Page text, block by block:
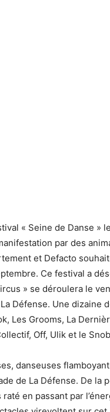
« Seine de Danse
par des
et Defacto
Ce festival a
» se déroulera le
Défense. Une dizaine
Les Grooms, La
Off, Ulik et le
danseuses
de La Défense. De
raté en passant par